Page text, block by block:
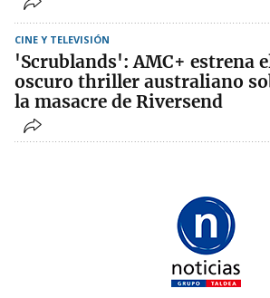
CINE Y TELEVISIÓN
'Scrublands': AMC+ estrena
oscuro thriller australiano
la masacre de Riversend